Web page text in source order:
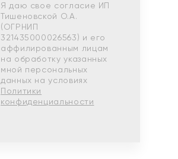
Я даю свое согласие ИП
Тишеновской О.А.
(ОГРНИП
321435000026563) и его
аффилированным лицам
на обработку указанных
мной персональных
данных на условиях
Политики
конфиденциальности